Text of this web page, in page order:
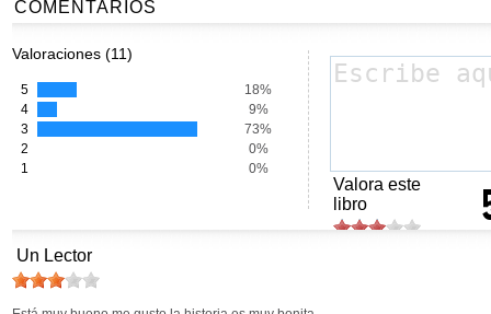
COMENTARIOS
Valoraciones (11)
5
18%
4
9%
3
73%
2
0%
1
0%
Valora este
libro
Un Lector